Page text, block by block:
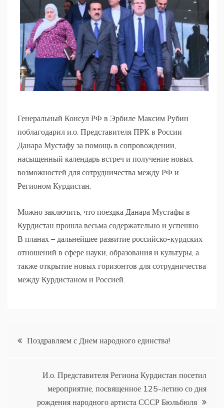
Генеральный Консул РФ в Эрбиле Максим Рубин
поблагодарил и.о. Представителя ПРК в России
Данара Мустафу за помощь в сопровождении,
насыщенный календарь встреч и получение новых
возможностей для сотрудничества между РФ и
Регионом Курдистан.
Можно заключить, что поездка Данара Мустафы в
Курдистан прошла весьма содержательно и успешно.
В планах – дальнейшее развитие российско-курдских
отношений в сфере науки, образования и культуры, а
также открытие новых горизонтов для сотрудничества
между Курдистаном и Россией.
Навигация
записям
Поздравляем с Днем народного единства!
И.о. Представителя Региона Курдистан посетил
мероприятие, посвященное 125-летию со дня
рождения народного артиста СССР Бюльбюля